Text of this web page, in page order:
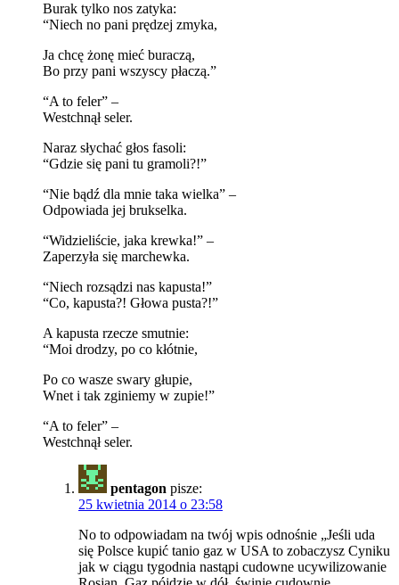
Burak tylko nos zatyka:
“Niech no pani prędzej zmyka,
Ja chcę żonę mieć buraczą,
Bo przy pani wszyscy płaczą.”
“A to feler” –
Westchnął seler.
Naraz słychać głos fasoli:
“Gdzie się pani tu gramoli?!”
“Nie bądź dla mnie taka wielka” –
Odpowiada jej brukselka.
“Widzieliście, jaka krewka!” –
Zaperzyła się marchewka.
“Niech rozsądzi nas kapusta!”
“Co, kapusta?! Głowa pusta?!”
A kapusta rzecze smutnie:
“Moi drodzy, po co kłótnie,
Po co wasze swary głupie,
Wnet i tak zginiemy w zupie!”
“A to feler” –
Westchnął seler.
pentagon pisze:
25 kwietnia 2014 o 23:58
No to odpowiadam na twój wpis odnośnie „Jeśli uda
się Polsce kupić tanio gaz w USA to zobaczysz Cyniku
jak w ciągu tygodnia nastąpi cudowne ucywilizowanie